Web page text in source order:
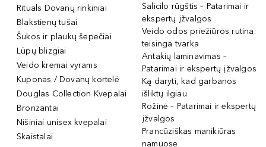
Rituals Dovanų rinkiniai
Blakstienų tušai
Šukos ir plaukų šepečiai
Lūpų blizgiai
Veido kremai vyrams
Kuponas / Dovanų kortelė
Douglas Collection Kvepalai
Bronzantai
Nišiniai unisex kvepalai
Skaistalai
Salicilo rūgštis – Patarimai ir
ekspertų įžvalgos
Veido odos priežiūros rutina:
teisinga tvarka
Antakių laminavimas –
Patarimai ir ekspertų įžvalgos
Ką daryti, kad garbanos
išliktų ilgiau
Rožinė – Patarimai ir ekspertų
įžvalgos
Prancūziškas manikiūras
namuose